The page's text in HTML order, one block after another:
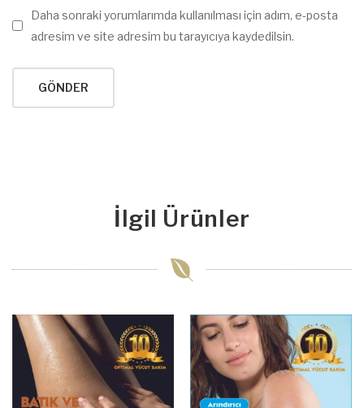
Daha sonraki yorumlarımda kullanılması için adım, e-posta
adresim ve site adresim bu tarayıcıya kaydedilsin.
İlgil Ürünler